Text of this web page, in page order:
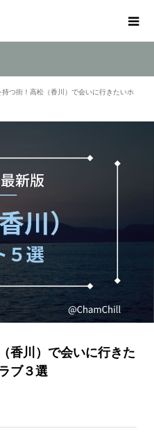
持つ街！高松（香川）で会いに行きたいホ
香川）で会いに行きた
ブ３選